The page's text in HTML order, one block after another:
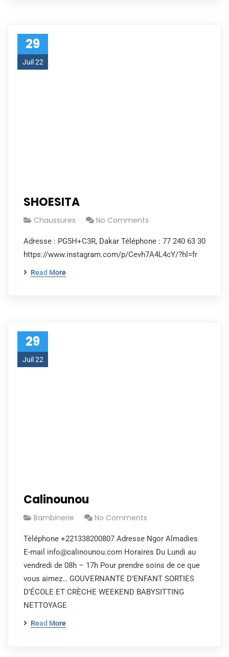
29
Juil 22
SHOESITA
Chaussures No Comments
Adresse : PG5H+C3R, Dakar Téléphone : 77 240 63 30
https://www.instagram.com/p/Cevh7A4L4cY/?hl=fr
Read More
29
Juil 22
Calinounou
Bambinerie No Comments
Téléphone +221338200807 Adresse Ngor Almadies
E-mail info@calinounou.com Horaires Du Lundi au
vendredi de 08h – 17h Pour prendre soins de ce que
vous aimez… GOUVERNANTE D’ENFANT SORTIES
D’ÉCOLE ET CRÈCHE WEEKEND BABYSITTING
NETTOYAGE
Read More